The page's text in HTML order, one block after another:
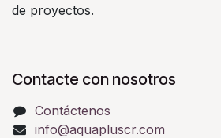
de proyectos.
Contacte con nosotros
Contáctenos
info@aquapluscr.com